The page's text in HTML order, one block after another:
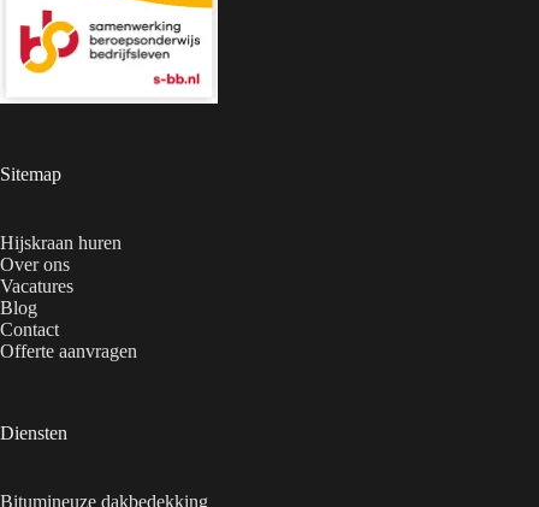
Sitemap
Hijskraan huren
Over ons
Vacatures
Blog
Contact
Offerte aanvragen
Diensten
Bitumineuze dakbedekking